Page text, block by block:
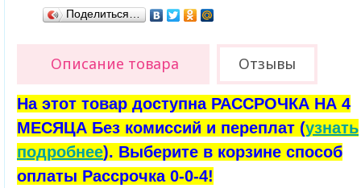
Поделиться…
Описание товара Отзывы
На этот товар доступна РАССРОЧКА НА 4
МЕСЯЦА Без комиссий и переплат (узнать
подробнее). Выберите в корзине способ
оплаты Рассрочка 0-0-4!